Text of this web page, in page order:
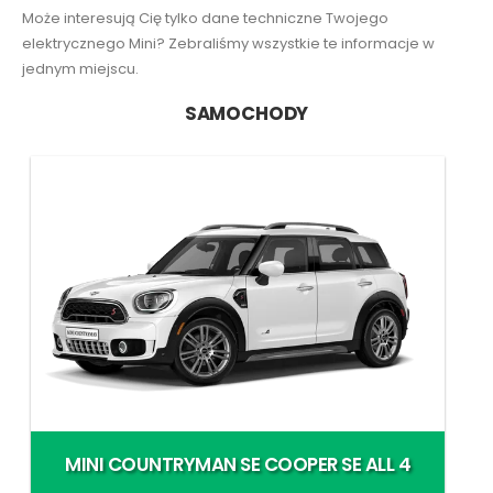
Może interesują Cię tylko dane techniczne Twojego
elektrycznego Mini? Zebraliśmy wszystkie te informacje w
jednym miejscu.
SAMOCHODY
MINI COUNTRYMAN SE COOPER SE ALL 4